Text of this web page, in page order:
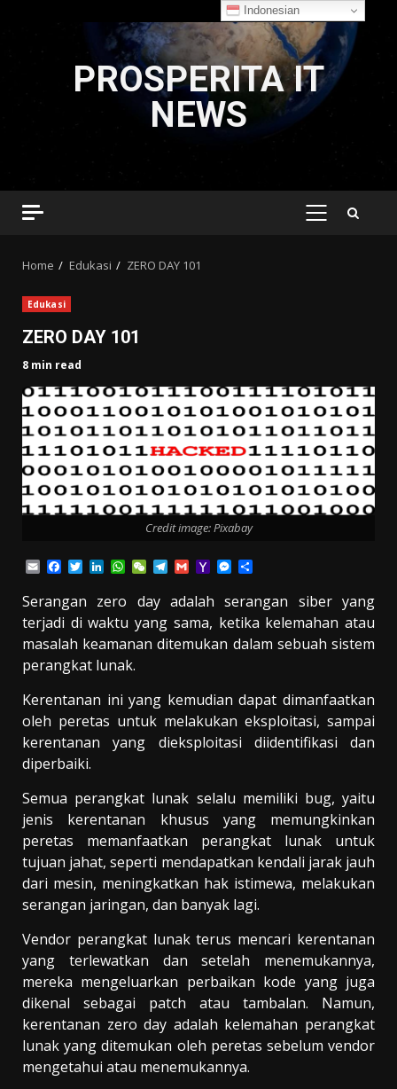
PROSPERITA IT
NEWS
PRIMARY
Home Edukasi ZERO DAY 101
Edukasi
ZERO DAY 101
8 min read
Credit image: Pixabay
EmailFacebook
TwitterLinkedIn
WhatsApp
WeChatTelegram
GmailYahoo
Mail
Messenger
Serangan zero day adalah serangan siber yang
terjadi di waktu yang sama, ketika kelemahan atau
masalah keamanan ditemukan dalam sebuah sistem
perangkat lunak.
Kerentanan ini yang kemudian dapat dimanfaatkan
oleh peretas untuk melakukan eksploitasi, sampai
kerentanan yang dieksploitasi diidentifikasi dan
diperbaiki.
Semua perangkat lunak selalu memiliki bug, yaitu
jenis kerentanan khusus yang memungkinkan
peretas memanfaatkan perangkat lunak untuk
tujuan jahat, seperti mendapatkan kendali jarak jauh
dari mesin, meningkatkan hak istimewa, melakukan
serangan jaringan, dan banyak lagi.
Vendor perangkat lunak terus mencari kerentanan
yang terlewatkan dan setelah menemukannya,
mereka mengeluarkan perbaikan kode yang juga
dikenal sebagai patch atau tambalan. Namun,
kerentanan zero day adalah kelemahan perangkat
lunak yang ditemukan oleh peretas sebelum vendor
mengetahui atau menemukannya.
Indonesian